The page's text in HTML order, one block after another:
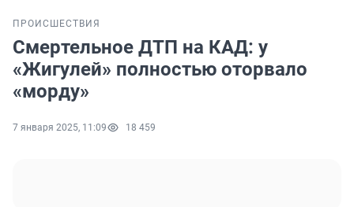
ПРОИСШЕСТВИЯ
Смертельное ДТП на КАД: у
«Жигулей» полностью оторвало
«морду»
7 января 2025, 11:09 18 459